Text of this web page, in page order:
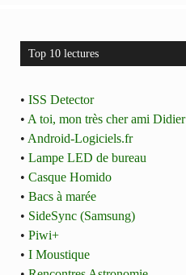
Top 10 lectures
• ISS Detector
• A toi, mon très cher ami Didier
• Android-Logiciels.fr
• Lampe LED de bureau
• Casque Homido
• Bacs à marée
• SideSync (Samsung)
• Piwi+
• I Moustique